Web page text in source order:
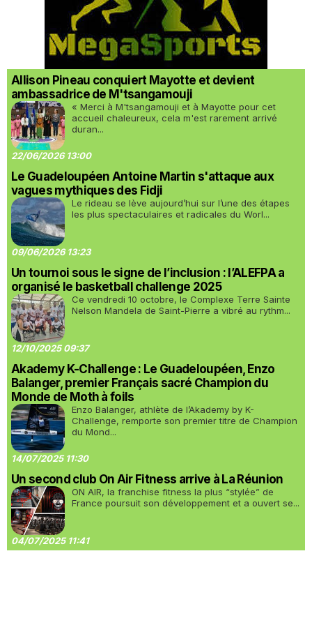
Allison Pineau conquiert Mayotte et devient
ambassadrice de M'tsangamouji
« Merci à M'tsangamouji et à Mayotte pour cet
accueil chaleureux, cela m'est rarement arrivé
duran...
22/06/2026 13:00
Le Guadeloupéen Antoine Martin s'attaque aux
vagues mythiques des Fidji
Le rideau se lève aujourd’hui sur l’une des étapes
les plus spectaculaires et radicales du Worl...
09/06/2026 13:23
Un tournoi sous le signe de l’inclusion : l’ALEFPA a
organisé le basketball challenge 2025
Ce vendredi 10 octobre, le Complexe Terre Sainte
Nelson Mandela de Saint-Pierre a vibré au rythm...
12/10/2025 09:37
Akademy K-Challenge : Le Guadeloupéen, Enzo
Balanger, premier Français sacré Champion du
Monde de Moth à foils
Enzo Balanger, athlète de l’Akademy by K-
Challenge, remporte son premier titre de Champion
du Mond...
14/07/2025 11:30
Un second club On Air Fitness arrive à La Réunion
ON AIR, la franchise fitness la plus “stylée” de
France poursuit son développement et a ouvert se...
04/07/2025 11:41